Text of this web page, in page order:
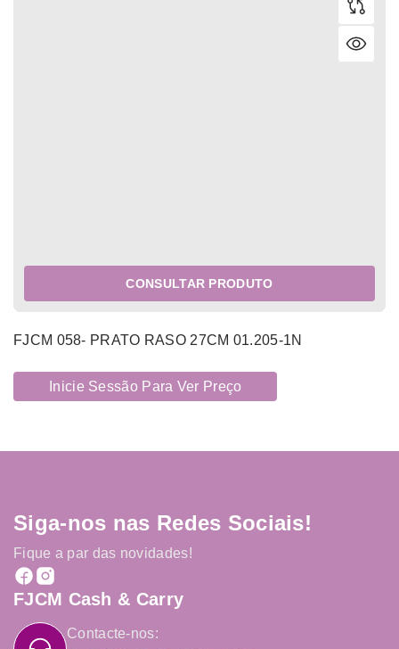
CONSULTAR PRODUTO
FJCM 058- PRATO RASO 27CM 01.205-1N
Inicie Sessão Para Ver Preço
Siga-nos nas Redes Sociais!
Fique a par das novidades!
FJCM Cash & Carry
Contacte-nos: